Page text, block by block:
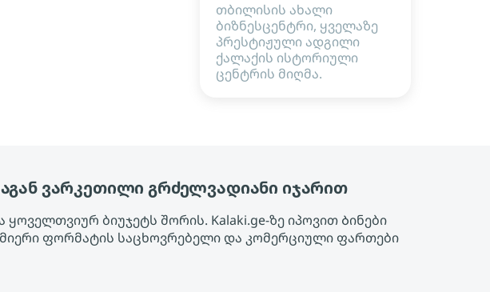
თბილისის ახალი
ბიზნესცენტრი, ყველაზე
პრესტიჟული ადგილი
ქალაქის ისტორიული
ცენტრის მიღმა.
ვარკეთილი გრძელვადიანი იჯარით
ბიუჯეტს შორის. Kalaki.ge-ზე იპოვით Ბინები
ფორმატის საცხოვრებელი და კომერციული ფართები